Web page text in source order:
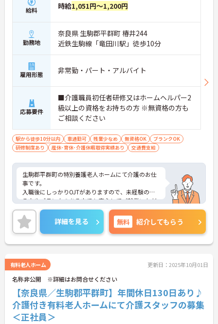
給料 時給1,051円～1,200円
勤務地
奈良県 生駒郡平群町 椿井244
近鉄生駒線「竜田川駅」徒歩10分
雇用形態 非常勤・パート・アルバイト
応募要件
■介護職員初任者研修又はホームヘルパー2
級以上の資格をお持ちの方 ※無資格の方も
ご相談ください
駅から徒歩10分以内 車通勤可 残業少なめ 無資格OK
ブランクOK
研修制度あり
産休･育休･介護休暇取得実績あり 交通費支給
生駒郡平群町の特別養護老人ホームにて介護のお仕
事です。
入職後にしっかりOJTがありますので、未経験のあ
る方やブランクのある方でも安心してご就業いただ
けます。
ご興味がある方は是非一度マイナビまでお問い合わ
せください。さらに詳細などお伝えします！
詳細を見る 無料 紹介してもらう
有料老人ホーム 更新日：2025年10月01日
名称非公開 ※詳細はお問合せください
【奈良県／生駒郡平群町】年間休日130日あり♪
介護付き有料老人ホームにて介護スタッフの募集
＜正社員＞